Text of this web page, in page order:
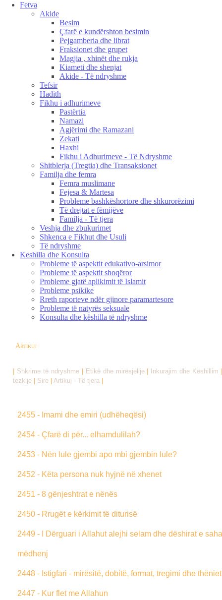
Fetva
Akide
Besim
Çfarë e kundërshton besimin
Pejgamberia dhe librat
Fraksionet dhe grupet
Magjia , xhinët dhe rukja
Kiameti dhe shenjat
Akide - Të ndryshme
Tefsir
Hadith
Fikhu i adhurimeve
Pastërtia
Namazi
Agjërimi dhe Ramazani
Zekati
Haxhi
Fikhu i Adhurimeve - Të Ndryshme
Shitblerja (Tregtia) dhe Transaksionet
Familja dhe femra
Femra muslimane
Fejesa & Martesa
Probleme bashkëshortore dhe shkurorëzimi
Të drejtat e fëmijëve
Familja - Të tjera
Veshja dhe zbukurimet
Shkenca e Fikhut dhe Usuli
Të ndryshme
Keshilla dhe Konsulta
Probleme të aspektit edukativo-arsimor
Probleme të aspektit shoqëror
Probleme gjatë aplikimit të Islamit
Probleme psikike
Rreth raporteve ndër gjinore paramartesore
Probleme të natyrës seksuale
Konsulta dhe këshilla të ndryshme
Artikuj
Shkrime të ndryshme| Etikë dhe mirësjellje| Inkurajim dhe Këshillim
tezkije
Sire Artikuj - Të tjera
2455 - Imami dhe emiri (udhëheqësi)
2454 - Çfarë di për... elhamdulilah?
2453 - Nën lule gjembi apo mbi gjembin lule?
2452 - Këta persona nuk hyjnë në xhenet
2451 - 8 gënjeshtrat e nënës
2450 - Rrugët e kërkimit të diturisë
2449 - I Dërguari i Allahut alejhi selam dhe dëshirat e
mëdhenj
2448 - Istigfari - mirësitë, dobitë, format, tregimi dhe
2447 - Kur flet me Allahun